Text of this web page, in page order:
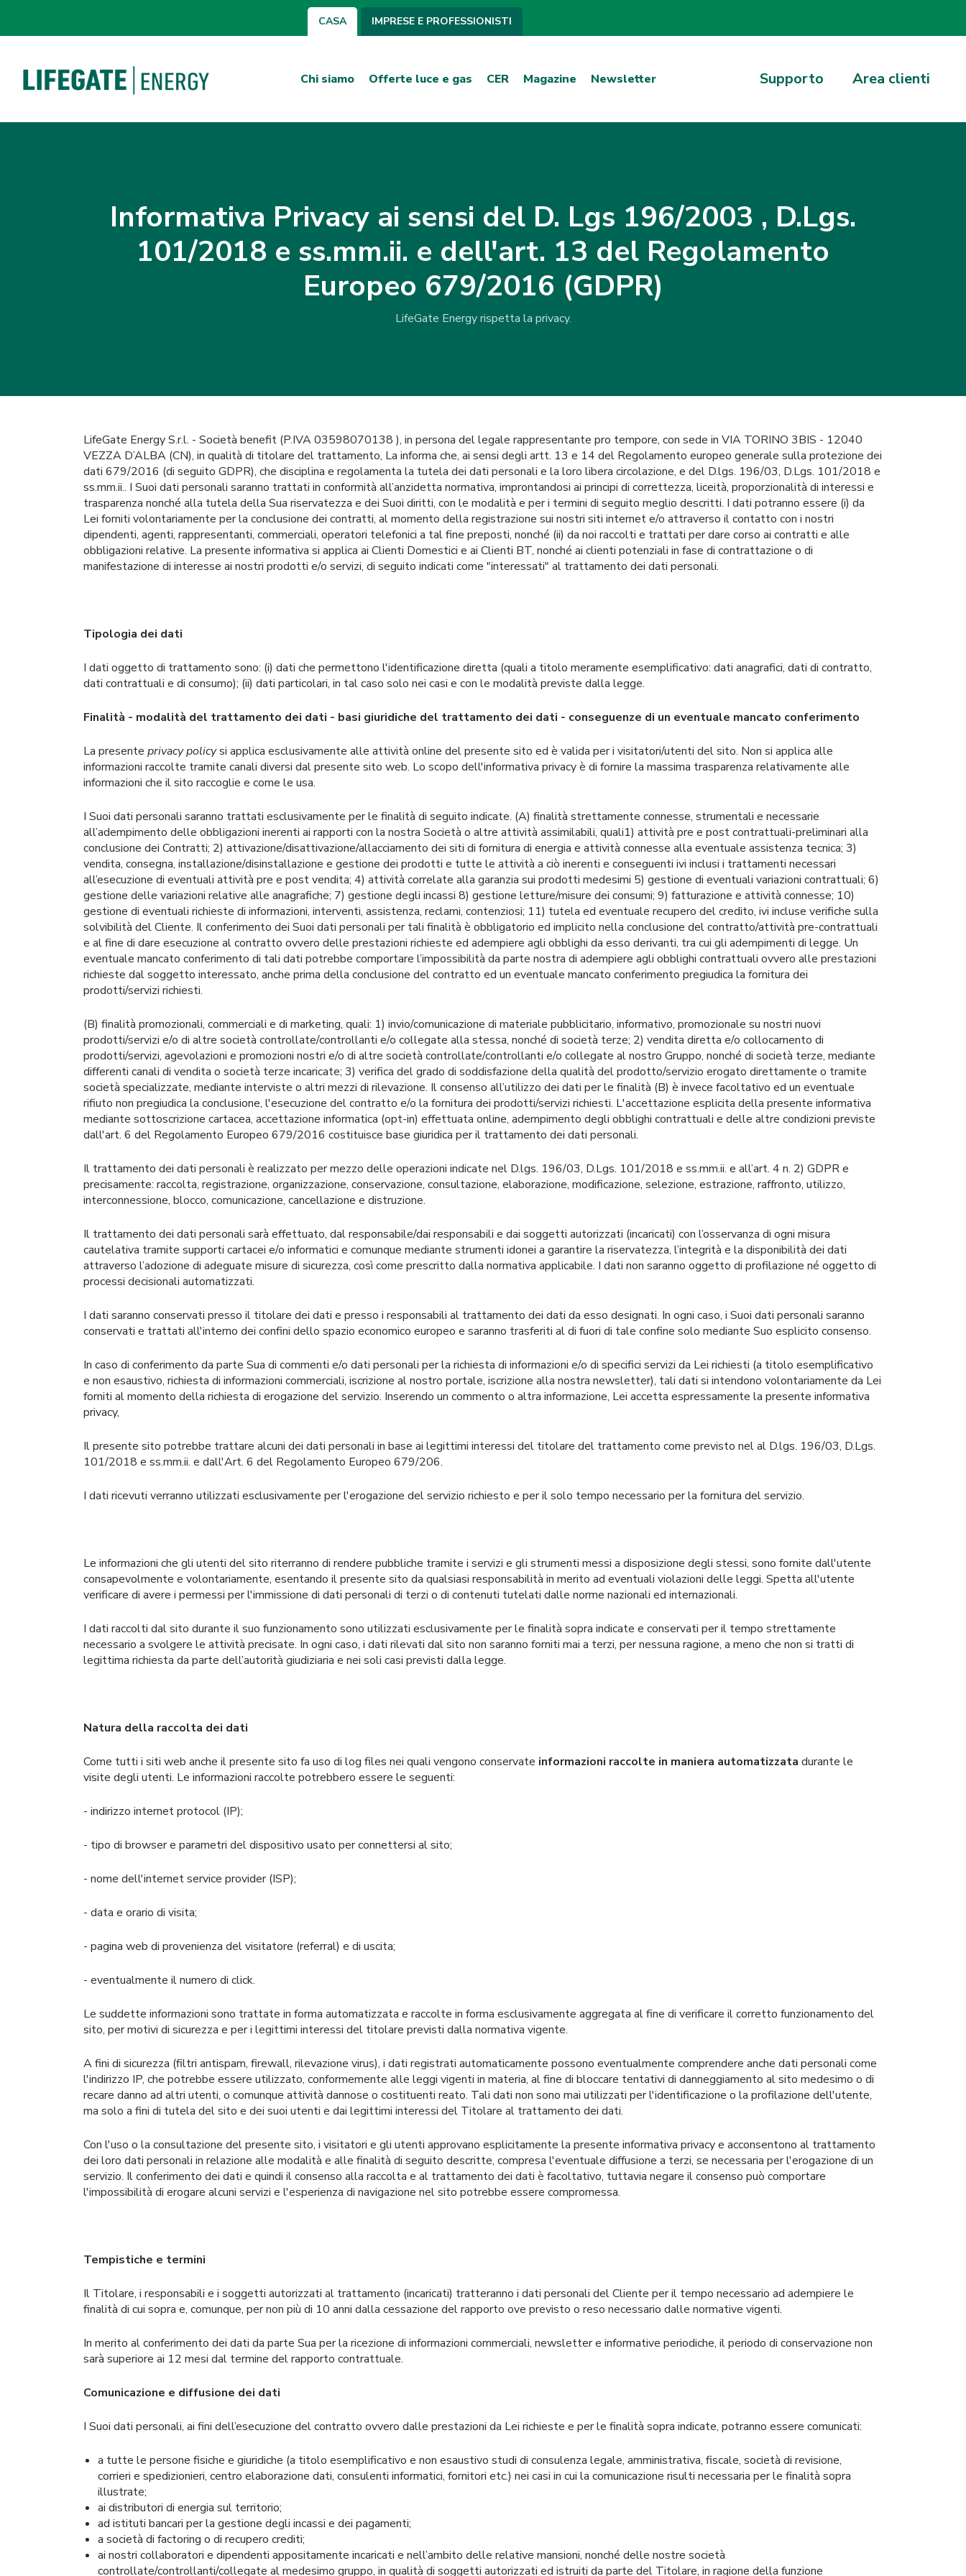
CASA IMPRESE E PROFESSIONISTI
Chi siamo Offerte luce e gas CER Magazine Newsletter Supporto Area clienti
Informativa Privacy ai sensi del D. Lgs 196/2003 , D.Lgs.
101/2018 e ss.mm.ii. e dell'art. 13 del Regolamento
Europeo 679/2016 (GDPR)
LifeGate Energy rispetta la privacy.
LifeGate Energy S.r.l. - Società benefit (P.IVA 03598070138 ), in persona del legale rappresentante pro tempore, con sede in VIA TORINO 3BIS - 12040
VEZZA D’ALBA (CN), in qualità di titolare del trattamento, La informa che, ai sensi degli artt. 13 e 14 del Regolamento europeo generale sulla protezione dei
dati 679/2016 (di seguito GDPR), che disciplina e regolamenta la tutela dei dati personali e la loro libera circolazione, e del D.lgs. 196/03, D.Lgs. 101/2018 e
ss.mm.ii.. I Suoi dati personali saranno trattati in conformità all’anzidetta normativa, improntandosi ai principi di correttezza, liceità, proporzionalità di interessi e
trasparenza nonché alla tutela della Sua riservatezza e dei Suoi diritti, con le modalità e per i termini di seguito meglio descritti. I dati potranno essere (i) da
Lei forniti volontariamente per la conclusione dei contratti, al momento della registrazione sui nostri siti internet e/o attraverso il contatto con i nostri
dipendenti, agenti, rappresentanti, commerciali, operatori telefonici a tal fine preposti, nonché (ii) da noi raccolti e trattati per dare corso ai contratti e alle
obbligazioni relative. La presente informativa si applica ai Clienti Domestici e ai Clienti BT, nonché ai clienti potenziali in fase di contrattazione o di
manifestazione di interesse ai nostri prodotti e/o servizi, di seguito indicati come "interessati" al trattamento dei dati personali.
Tipologia dei dati
I dati oggetto di trattamento sono: (i) dati che permettono l'identificazione diretta (quali a titolo meramente esemplificativo: dati anagrafici, dati di contratto,
dati contrattuali e di consumo); (ii) dati particolari, in tal caso solo nei casi e con le modalità previste dalla legge.
Finalità - modalità del trattamento dei dati - basi giuridiche del trattamento dei dati - conseguenze di un eventuale mancato conferimento
La presenteprivacy policysi applica esclusivamente alle attività online del presente sito ed è valida per i visitatori/utenti del sito. Non si applica alle
informazioni raccolte tramite canali diversi dal presente sito web. Lo scopo dell'informativa privacy è di fornire la massima trasparenza relativamente alle
informazioni che il sito raccoglie e come le usa.
I Suoi dati personali saranno trattati esclusivamente per le finalità di seguito indicate. (A) finalità strettamente connesse, strumentali e necessarie
all’adempimento delle obbligazioni inerenti ai rapporti con la nostra Società o altre attività assimilabili, quali1) attività pre e post contrattuali-preliminari alla
conclusione dei Contratti; 2) attivazione/disattivazione/allacciamento dei siti di fornitura di energia e attività connesse alla eventuale assistenza tecnica; 3)
vendita, consegna, installazione/disinstallazione e gestione dei prodotti e tutte le attività a ciò inerenti e conseguenti ivi inclusi i trattamenti necessari
all’esecuzione di eventuali attività pre e post vendita; 4) attività correlate alla garanzia sui prodotti medesimi 5) gestione di eventuali variazioni contrattuali; 6)
gestione delle variazioni relative alle anagrafiche; 7) gestione degli incassi 8) gestione letture/misure dei consumi; 9) fatturazione e attività connesse; 10)
gestione di eventuali richieste di informazioni, interventi, assistenza, reclami, contenziosi; 11) tutela ed eventuale recupero del credito, ivi incluse verifiche sulla
solvibilità del Cliente. Il conferimento dei Suoi dati personali per tali finalità è obbligatorio ed implicito nella conclusione del contratto/attività pre-contrattuali
e al fine di dare esecuzione al contratto ovvero delle prestazioni richieste ed adempiere agli obblighi da esso derivanti, tra cui gli adempimenti di legge. Un
eventuale mancato conferimento di tali dati potrebbe comportare l’impossibilità da parte nostra di adempiere agli obblighi contrattuali ovvero alle prestazioni
richieste dal soggetto interessato, anche prima della conclusione del contratto ed un eventuale mancato conferimento pregiudica la fornitura dei
prodotti/servizi richiesti.
(B) finalità promozionali, commerciali e di marketing, quali: 1) invio/comunicazione di materiale pubblicitario, informativo, promozionale su nostri nuovi
prodotti/servizi e/o di altre società controllate/controllanti e/o collegate alla stessa, nonché di società terze; 2) vendita diretta e/o collocamento di
prodotti/servizi, agevolazioni e promozioni nostri e/o di altre società controllate/controllanti e/o collegate al nostro Gruppo, nonché di società terze, mediante
differenti canali di vendita o società terze incaricate; 3) verifica del grado di soddisfazione della qualità del prodotto/servizio erogato direttamente o tramite
società specializzate, mediante interviste o altri mezzi di rilevazione. Il consenso all’utilizzo dei dati per le finalità (B) è invece facoltativo ed un eventuale
rifiuto non pregiudica la conclusione, l'esecuzione del contratto e/o la fornitura dei prodotti/servizi richiesti. L'accettazione esplicita della presente informativa
mediante sottoscrizione cartacea, accettazione informatica (opt-in) effettuata online, adempimento degli obblighi contrattuali e delle altre condizioni previste
dall'art. 6 del Regolamento Europeo 679/2016 costituisce base giuridica per il trattamento dei dati personali.
Il trattamento dei dati personali è realizzato per mezzo delle operazioni indicate nel D.lgs. 196/03, D.Lgs. 101/2018 e ss.mm.ii. e all’art. 4 n. 2) GDPR e
precisamente: raccolta, registrazione, organizzazione, conservazione, consultazione, elaborazione, modificazione, selezione, estrazione, raffronto, utilizzo,
interconnessione, blocco, comunicazione, cancellazione e distruzione.
Il trattamento dei dati personali sarà effettuato, dal responsabile/dai responsabili e dai soggetti autorizzati (incaricati) con l’osservanza di ogni misura
cautelativa tramite supporti cartacei e/o informatici e comunque mediante strumenti idonei a garantire la riservatezza, l’integrità e la disponibilità dei dati
attraverso l’adozione di adeguate misure di sicurezza, così come prescritto dalla normativa applicabile. I dati non saranno oggetto di profilazione né oggetto di
processi decisionali automatizzati.
I dati saranno conservati presso il titolare dei dati e presso i responsabili al trattamento dei dati da esso designati. In ogni caso, i Suoi dati personali saranno
conservati e trattati all'interno dei confini dello spazio economico europeo e saranno trasferiti al di fuori di tale confine solo mediante Suo esplicito consenso.
In caso di conferimento da parte Sua di commenti e/o dati personali per la richiesta di informazioni e/o di specifici servizi da Lei richiesti (a titolo esemplificativo
e non esaustivo, richiesta di informazioni commerciali, iscrizione al nostro portale, iscrizione alla nostra newsletter), tali dati si intendono volontariamente da Lei
forniti al momento della richiesta di erogazione del servizio. Inserendo un commento o altra informazione, Lei accetta espressamente la presente informativa
privacy,
Il presente sito potrebbe trattare alcuni dei dati personali in base ai legittimi interessi del titolare del trattamento come previsto nel al D.lgs. 196/03, D.Lgs.
101/2018 e ss.mm.ii. e dall'Art. 6 del Regolamento Europeo 679/206.
I dati ricevuti verranno utilizzati esclusivamente per l'erogazione del servizio richiesto e per il solo tempo necessario per la fornitura del servizio.
Le informazioni che gli utenti del sito riterranno di rendere pubbliche tramite i servizi e gli strumenti messi a disposizione degli stessi, sono fornite dall'utente
consapevolmente e volontariamente, esentando il presente sito da qualsiasi responsabilità in merito ad eventuali violazioni delle leggi. Spetta all'utente
verificare di avere i permessi per l'immissione di dati personali di terzi o di contenuti tutelati dalle norme nazionali ed internazionali.
I dati raccolti dal sito durante il suo funzionamento sono utilizzati esclusivamente per le finalità sopra indicate e conservati per il tempo strettamente
necessario a svolgere le attività precisate. In ogni caso, i dati rilevati dal sito non saranno forniti mai a terzi, per nessuna ragione, a meno che non si tratti di
legittima richiesta da parte dell’autorità giudiziaria e nei soli casi previsti dalla legge.
Natura della raccolta dei dati
Come tutti i siti web anche il presente sito fa uso di log files nei quali vengono conservate informazioni raccolte in maniera automatizzatadurante le
visite degli utenti. Le informazioni raccolte potrebbero essere le seguenti:
- indirizzo internet protocol (IP);
- tipo di browser e parametri del dispositivo usato per connettersi al sito;
- nome dell'internet service provider (ISP);
- data e orario di visita;
- pagina web di provenienza del visitatore (referral) e di uscita;
- eventualmente il numero di click.
Le suddette informazioni sono trattate in forma automatizzata e raccolte in forma esclusivamente aggregata al fine di verificare il corretto funzionamento del
sito, per motivi di sicurezza e per i legittimi interessi del titolare previsti dalla normativa vigente.
A fini di sicurezza (filtri antispam, firewall, rilevazione virus), i dati registrati automaticamente possono eventualmente comprendere anche dati personali come
l'indirizzo IP, che potrebbe essere utilizzato, conformemente alle leggi vigenti in materia, al fine di bloccare tentativi di danneggiamento al sito medesimo o di
recare danno ad altri utenti, o comunque attività dannose o costituenti reato. Tali dati non sono mai utilizzati per l'identificazione o la profilazione dell'utente,
ma solo a fini di tutela del sito e dei suoi utenti e dai legittimi interessi del Titolare al trattamento dei dati.
Con l'uso o la consultazione del presente sito, i visitatori e gli utenti approvano esplicitamente la presente informativa privacy e acconsentono al trattamento
dei loro dati personali in relazione alle modalità e alle finalità di seguito descritte, compresa l'eventuale diffusione a terzi, se necessaria per l'erogazione di un
servizio. Il conferimento dei dati e quindi il consenso alla raccolta e al trattamento dei dati è facoltativo, tuttavia negare il consenso può comportare
l'impossibilità di erogare alcuni servizi e l'esperienza di navigazione nel sito potrebbe essere compromessa.
Tempistiche e termini
Il Titolare, i responsabili e i soggetti autorizzati al trattamento (incaricati) tratteranno i dati personali del Cliente per il tempo necessario ad adempiere le
finalità di cui sopra e, comunque, per non più di 10 anni dalla cessazione del rapporto ove previsto o reso necessario dalle normative vigenti.
In merito al conferimento dei dati da parte Sua per la ricezione di informazioni commerciali, newsletter e informative periodiche, il periodo di conservazione non
sarà superiore ai 12 mesi dal termine del rapporto contrattuale.
Comunicazione e diffusione dei dati
I Suoi dati personali, ai fini dell’esecuzione del contratto ovvero dalle prestazioni da Lei richieste e per le finalità sopra indicate, potranno essere comunicati:
a tutte le persone fisiche e giuridiche (a titolo esemplificativo e non esaustivo studi di consulenza legale, amministrativa, fiscale, società di revisione,
corrieri e spedizionieri, centro elaborazione dati, consulenti informatici, fornitori etc.) nei casi in cui la comunicazione risulti necessaria per le finalità sopra
illustrate;
ai distributori di energia sul territorio;
ad istituti bancari per la gestione degli incassi e dei pagamenti;
a società di factoring o di recupero crediti;
ai nostri collaboratori e dipendenti appositamente incaricati e nell’ambito delle relative mansioni, nonché delle nostre società
controllate/controllanti/collegate al medesimo gruppo, in qualità di soggetti autorizzati ed istruiti da parte del Titolare, in ragione della funzione